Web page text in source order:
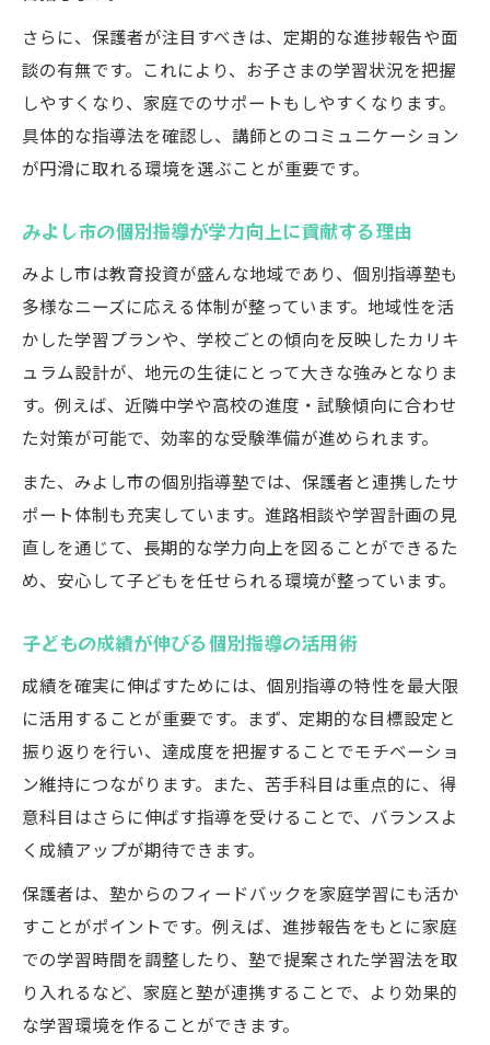
さらに、保護者が注目すべきは、定期的な進捗報告や面
談の有無です。これにより、お子さまの学習状況を把握
しやすくなり、家庭でのサポートもしやすくなります。
具体的な指導法を確認し、講師とのコミュニケーション
が円滑に取れる環境を選ぶことが重要です。
みよし市の個別指導が学力向上に貢献する理由
みよし市は教育投資が盛んな地域であり、個別指導塾も
多様なニーズに応える体制が整っています。地域性を活
かした学習プランや、学校ごとの傾向を反映したカリキ
ュラム設計が、地元の生徒にとって大きな強みとなりま
す。例えば、近隣中学や高校の進度・試験傾向に合わせ
た対策が可能で、効率的な受験準備が進められます。
また、みよし市の個別指導塾では、保護者と連携したサ
ポート体制も充実しています。進路相談や学習計画の見
直しを通じて、長期的な学力向上を図ることができるた
め、安心して子どもを任せられる環境が整っています。
子どもの成績が伸びる個別指導の活用術
成績を確実に伸ばすためには、個別指導の特性を最大限
に活用することが重要です。まず、定期的な目標設定と
振り返りを行い、達成度を把握することでモチベーショ
ン維持につながります。また、苦手科目は重点的に、得
意科目はさらに伸ばす指導を受けることで、バランスよ
く成績アップが期待できます。
保護者は、塾からのフィードバックを家庭学習にも活か
すことがポイントです。例えば、進捗報告をもとに家庭
での学習時間を調整したり、塾で提案された学習法を取
り入れるなど、家庭と塾が連携することで、より効果的
な学習環境を作ることができます。